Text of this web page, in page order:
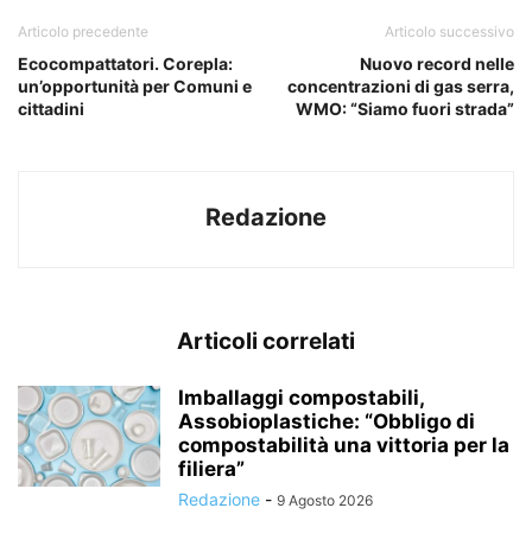
Articolo precedente
Ecocompattatori. Corepla:
un’opportunità per Comuni e
cittadini
Articolo successivo
Nuovo record nelle
concentrazioni di gas serra,
WMO: “Siamo fuori strada”
Redazione
Articoli correlati
Imballaggi compostabili,
Assobioplastiche: “Obbligo di
compostabilità una vittoria per la
filiera”
Redazione - 9 Agosto 2026